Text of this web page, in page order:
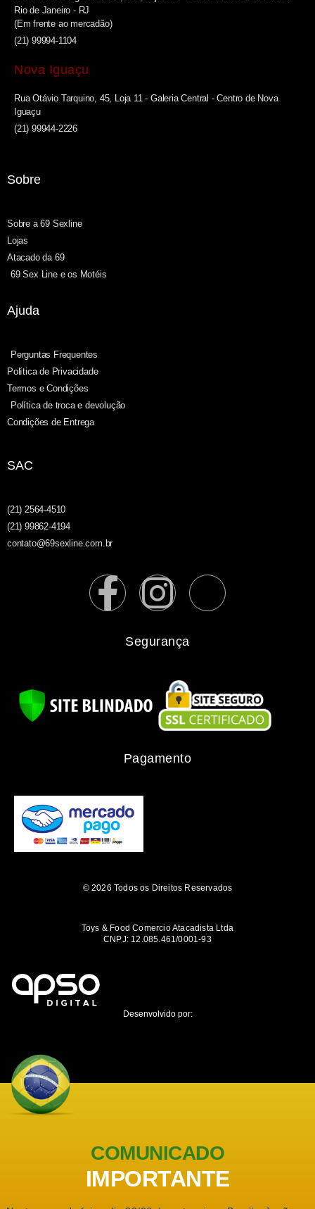
Rio de Janeiro - RJ
(Em frente ao mercadão)
(21) 99994-1104
Nova Iguaçu
Rua Otávio Tarquino, 45, Loja 11 - Galeria Central - Centro de Nova
Iguaçu
(21) 99944-2226
Sobre
Sobre a 69 Sexline
Lojas
Atacado da 69
69 Sex Line e os Motéis
Ajuda
Perguntas Frequentes
Política de Privacidade
Termos e Condições
Política de troca e devolução
Condições de Entrega
SAC
(21) 2564-4510
(21) 99862-4194
contato@69sexline.com.br
Segurança
Pagamento
© 2026 Todos os Direitos Reservados
Toys & Food Comercio Atacadista Ltda
CNPJ: 12.085.461/0001-93
Desenvolvido por:
COMUNICADO
IMPORTANTE